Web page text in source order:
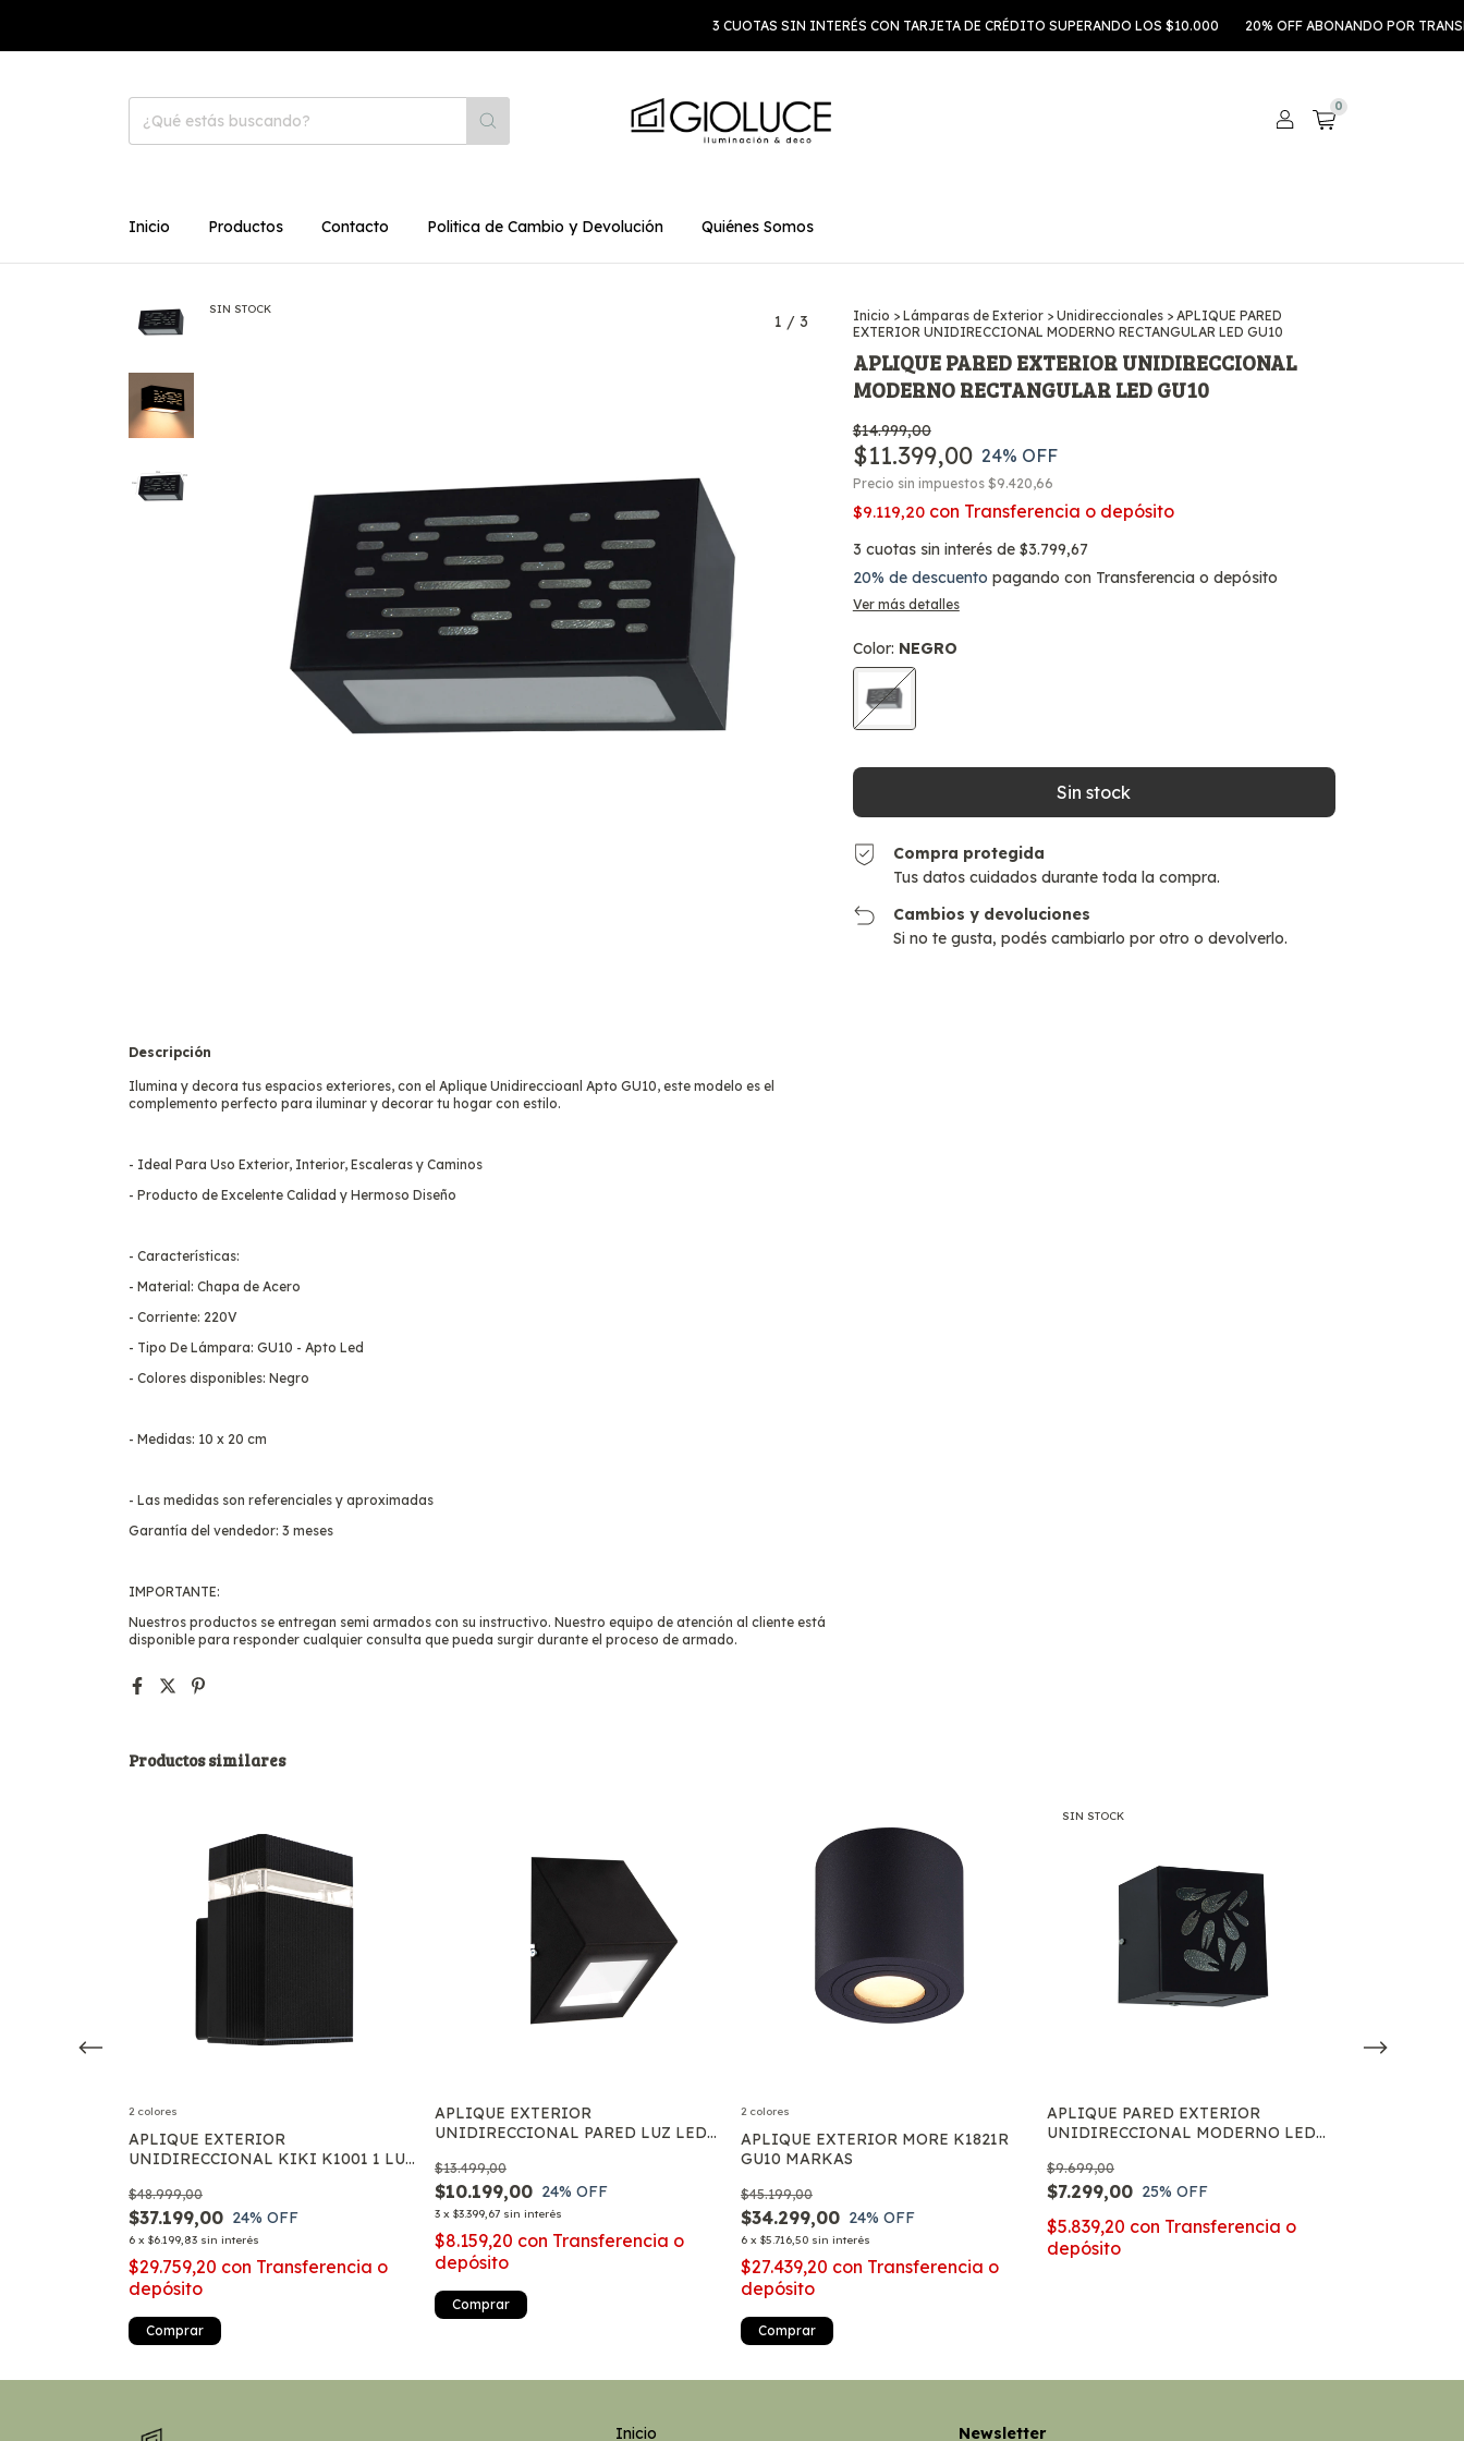
3 CUOTAS SIN INTERÉS CON TARJETA DE CRÉDITO SUPERANDO LOS $10.000 20% OFF ABONANDO POR
0
Inicio Productos Contacto Politica de Cambio y Devolución Quiénes Somos
SIN STOCK
1 / 3 Inicio > Lámparas de Exterior > Unidireccionales > APLIQUE PARED
EXTERIOR UNIDIRECCIONAL MODERNO RECTANGULAR LED GU10
APLIQUE PARED EXTERIOR UNIDIRECCIONAL
MODERNO RECTANGULAR LED GU10
$14.999,00
$11.399,00 24% OFF
Precio sin impuestos $9.420,66
$9.119,20 con Transferencia o depósito
3 cuotas sin interés de $3.799,67
20% de descuento pagando con Transferencia o depósito
Ver más detalles
Color: NEGRO
Compra protegida
Tus datos cuidados durante toda la compra.
Cambios y devoluciones
Si no te gusta, podés cambiarlo por otro o devolverlo.
Descripción
Ilumina y decora tus espacios exteriores, con el Aplique Unidireccioanl Apto GU10, este modelo es el
complemento perfecto para iluminar y decorar tu hogar con estilo.
- Ideal Para Uso Exterior, Interior, Escaleras y Caminos
- Producto de Excelente Calidad y Hermoso Diseño
- Características:
- Material: Chapa de Acero
- Corriente: 220V
- Tipo De Lámpara: GU10 - Apto Led
- Colores disponibles: Negro
- Medidas: 10 x 20 cm
- Las medidas son referenciales y aproximadas
Garantía del vendedor: 3 meses
IMPORTANTE:
Nuestros productos se entregan semi armados con su instructivo. Nuestro equipo de atención al cliente está
disponible para responder cualquier consulta que pueda surgir durante el proceso de armado.
Productos similares
APLIQUE EXTERIOR
UNIDIRECCIONAL KIKI K1001 1 LUZ
$37.199,00
$48.999,00
24% OFF
6 x $6.199,83 sin interés
$29.759,20 con Transferencia o
depósito
2 colores
Comprar
APLIQUE EXTERIOR
UNIDIRECCIONAL PARED LUZ LED
$10.199,00
$13.499,00
24% OFF
3 x $3.399,67 sin interés
$8.159,20 con Transferencia o
depósito
Comprar
APLIQUE EXTERIOR MORE K1821R
GU10 MARKAS
$34.299,00
$45.199,00
24% OFF
6 x $5.716,50 sin interés
$27.439,20 con Transferencia o
depósito
2 colores
Comprar
SIN STOCK
APLIQUE PARED EXTERIOR
UNIDIRECCIONAL MODERNO LED
$7.299,00
$9.699,00
25% OFF
$5.839,20 con Transferencia o
depósito
Inicio Newsletter